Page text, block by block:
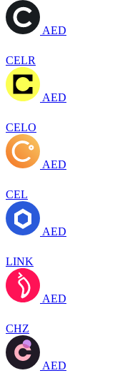
AED
CELR
AED
CELO
AED
CEL
AED
LINK
AED
CHZ
AED